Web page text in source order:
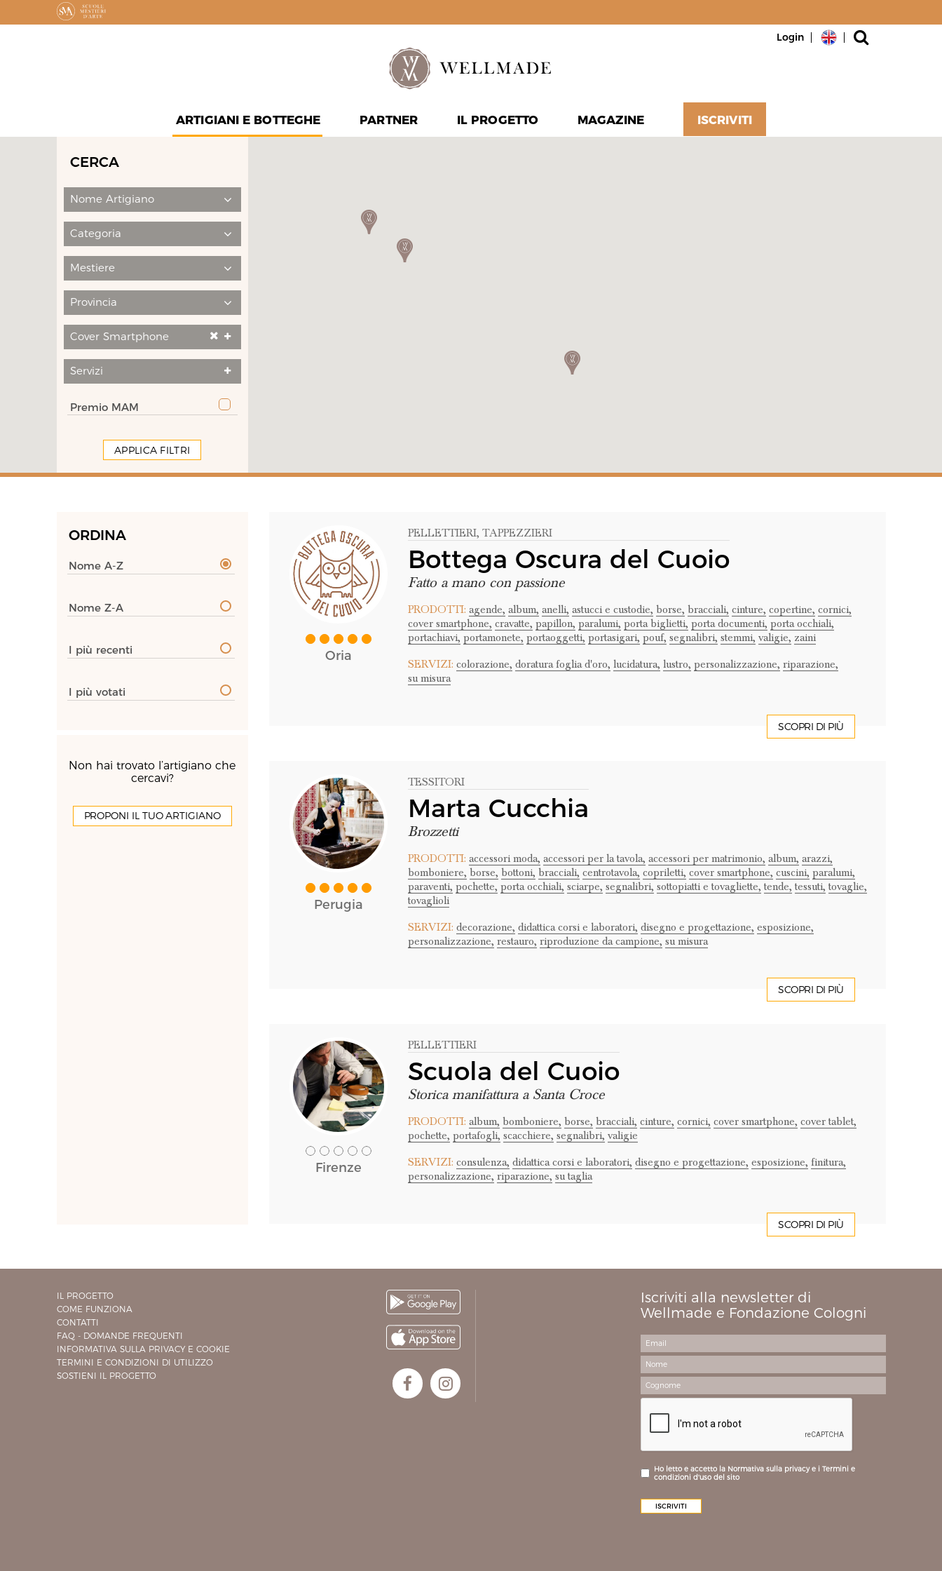
Login
ARTIGIANI E BOTTEGHE PARTNER IL PROGETTO MAGAZINE ISCRIVITI
CERCA
Nome Artigiano
Categoria
Mestiere
Provincia
Cover Smartphone
Servizi
Premio MAM
APPLICA FILTRI
ORDINA
Nome A-Z
Nome Z-A
I più recenti
I più votati
Non hai trovato l’artigiano che
cercavi?
PROPONI IL TUO ARTIGIANO
Oria
PELLETTIERI, TAPPEZZIERI
Bottega Oscura del Cuoio
Fatto a mano con passione
PRODOTTI: agende, album, anelli, astucci e custodie, borse, bracciali, cinture, copertine, cornici,
cover smartphone, cravatte, papillon, paralumi, porta biglietti, porta documenti, porta occhiali,
portachiavi, portamonete, portaoggetti, portasigari, pouf, segnalibri, stemmi, valigie, zaini
SERVIZI: colorazione, doratura foglia d'oro, lucidatura, lustro, personalizzazione, riparazione,
su misura
SCOPRI DI PIÙ
Perugia
TESSITORI
Marta Cucchia
Brozzetti
PRODOTTI: accessori moda, accessori per la tavola, accessori per matrimonio, album, arazzi,
bomboniere, borse, bottoni, bracciali, centrotavola, copriletti, cover smartphone, cuscini, paralumi,
paraventi, pochette, porta occhiali, sciarpe, segnalibri, sottopiatti e tovagliette, tende, tessuti, tovaglie,
tovaglioli
SERVIZI: decorazione, didattica corsi e laboratori, disegno e progettazione, esposizione,
personalizzazione, restauro, riproduzione da campione, su misura
SCOPRI DI PIÙ
Firenze
PELLETTIERI
Scuola del Cuoio
Storica manifattura a Santa Croce
PRODOTTI: album, bomboniere, borse, bracciali, cinture, cornici, cover smartphone, cover tablet,
pochette, portafogli, scacchiere, segnalibri, valigie
SERVIZI: consulenza, didattica corsi e laboratori, disegno e progettazione, esposizione, finitura,
personalizzazione, riparazione, su taglia
SCOPRI DI PIÙ
IL PROGETTO
COME FUNZIONA
CONTATTI
FAQ - DOMANDE FREQUENTI
INFORMATIVA SULLA PRIVACY E COOKIE
TERMINI E CONDIZIONI DI UTILIZZO
SOSTIENI IL PROGETTO
Iscriviti alla newsletter di
Wellmade e Fondazione Cologni
Ho letto e accetto la Normativa sulla privacy e i Termini e
condizioni d'uso del sito